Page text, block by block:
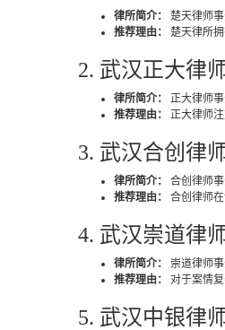
律所简介：
楚天律师
推荐理由：
楚天律所
2. 武汉正大律
律所简介：
正大律师
推荐理由：
正大律师
3. 武汉合创律
律所简介：
合创律师
推荐理由：
合创律师
4. 武汉崇道律
律所简介：
崇道律师
推荐理由：
对于案情
5. 武汉中银律